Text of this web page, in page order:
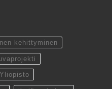
kehittyminen